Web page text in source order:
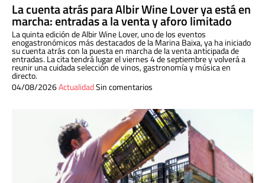
La cuenta atrás para Albir Wine Lover ya está en
marcha: entradas a la venta y aforo limitado
La quinta edición de Albir Wine Lover, uno de los eventos
enogastronómicos más destacados de la Marina Baixa, ya ha iniciado
su cuenta atrás con la puesta en marcha de la venta anticipada de
entradas. La cita tendrá lugar el viernes 4 de septiembre y volverá a
reunir una cuidada selección de vinos, gastronomía y música en
directo.
04/08/2026ActualidadSin comentarios